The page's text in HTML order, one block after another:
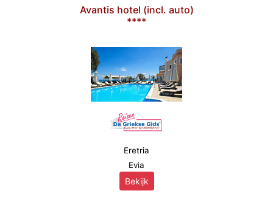
Avantis hotel (incl. auto)
****
Eretria
Evia
Bekijk